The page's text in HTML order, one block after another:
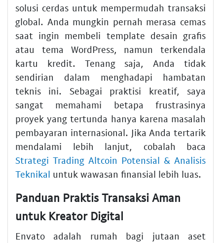
solusi cerdas untuk mempermudah transaksi
global. Anda mungkin pernah merasa cemas
saat ingin membeli template desain grafis
atau tema WordPress, namun terkendala
kartu kredit. Tenang saja, Anda tidak
sendirian dalam menghadapi hambatan
teknis ini. Sebagai praktisi kreatif, saya
sangat memahami betapa frustrasinya
proyek yang tertunda hanya karena masalah
pembayaran internasional. Jika Anda tertarik
mendalami lebih lanjut, cobalah baca
Strategi Trading Altcoin Potensial & Analisis
Teknikal untuk wawasan finansial lebih luas.
Panduan Praktis Transaksi Aman
untuk Kreator Digital
Envato adalah rumah bagi jutaan aset